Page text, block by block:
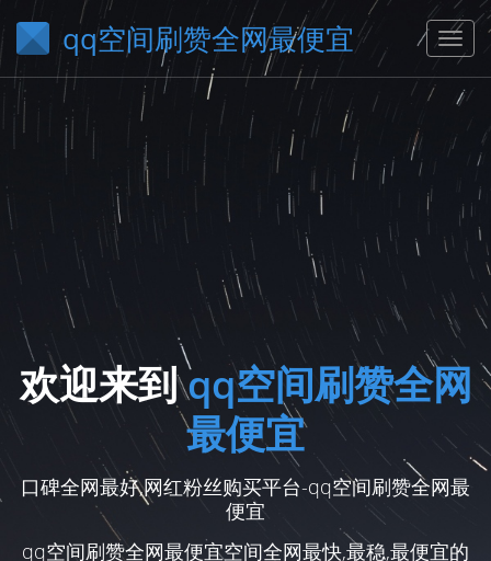
qq空间刷赞全网最便宜
欢迎来到qq空间刷赞全网
最便宜
口碑全网最好,网红粉丝购买平台-qq空间刷赞全网最
便宜
qq空间刷赞全网最便宜空间全网最快,最稳,最便宜的